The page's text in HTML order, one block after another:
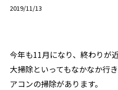
2019/11/13
今年も11月になり、終わりが
大掃除といってもなかなか行
アコンの掃除があります。